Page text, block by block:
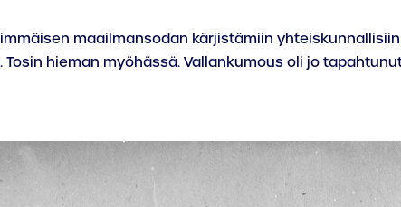
maailmansodan kärjistämiin
hieman myöhässä. Vallankumous oli jo